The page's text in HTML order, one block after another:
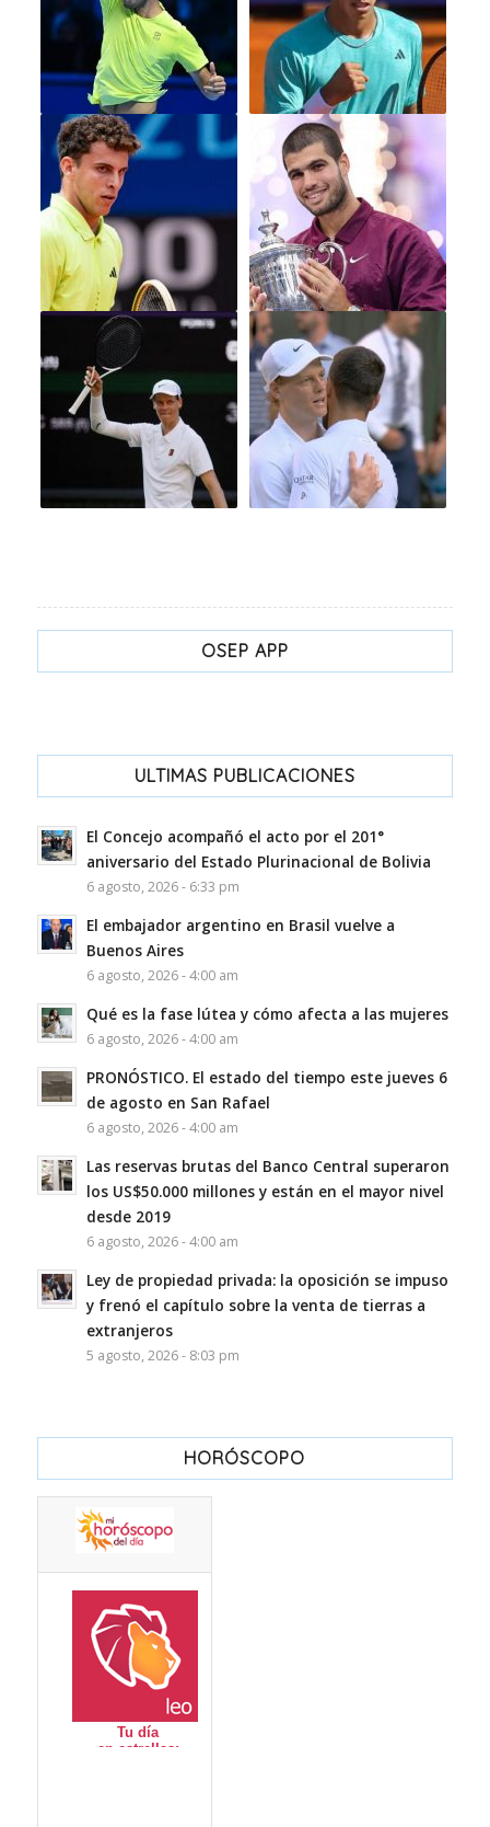
OSEP APP
ULTIMAS PUBLICACIONES
El Concejo acompañó el acto por el 201°
aniversario del Estado Plurinacional de Bolivia
6 agosto, 2026 - 6:33 pm
El embajador argentino en Brasil vuelve a
Buenos Aires
6 agosto, 2026 - 4:00 am
Qué es la fase lútea y cómo afecta a las mujeres
6 agosto, 2026 - 4:00 am
PRONÓSTICO. El estado del tiempo este jueves 6
de agosto en San Rafael
6 agosto, 2026 - 4:00 am
Las reservas brutas del Banco Central superaron
los US$50.000 millones y están en el mayor nivel
desde 2019
6 agosto, 2026 - 4:00 am
Ley de propiedad privada: la oposición se impuso
y frenó el capítulo sobre la venta de tierras a
extranjeros
5 agosto, 2026 - 8:03 pm
HORÓSCOPO